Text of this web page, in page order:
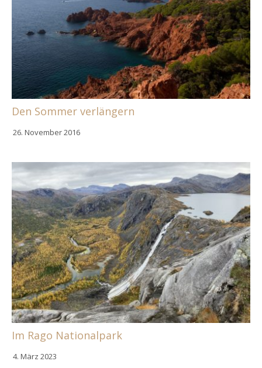
Den Sommer verlängern
26. November 2016
Im Rago Nationalpark
4. März 2023